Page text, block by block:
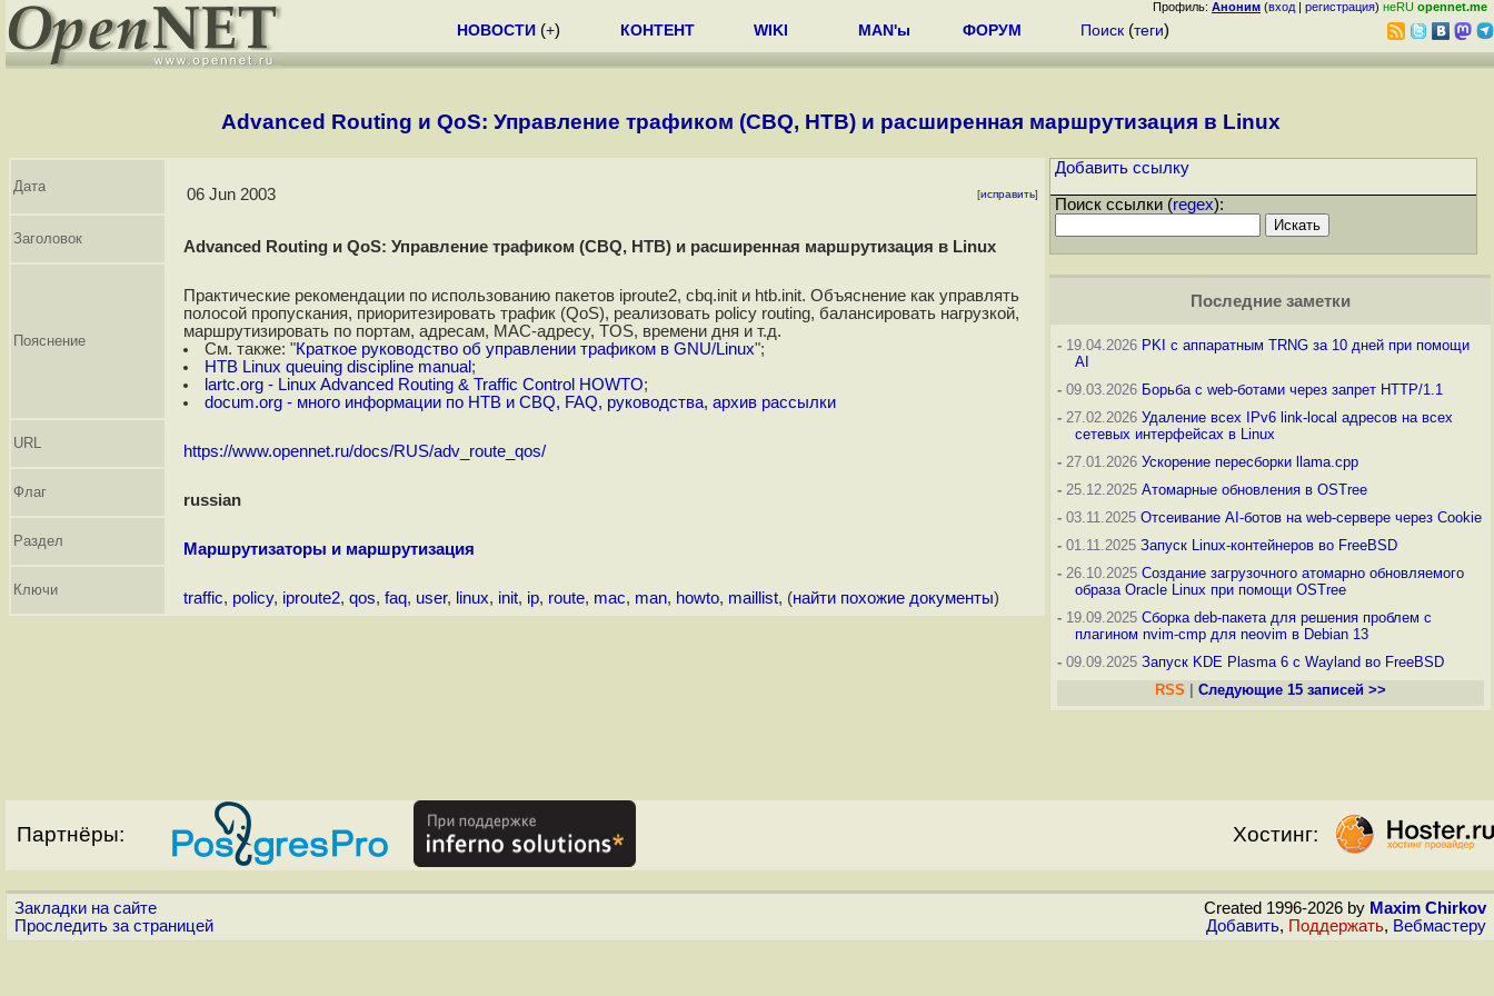
Профиль: Аноним (вход | регистрация) неRU opennet.me
НОВОСТИ (+) КОНТЕНТ WIKI MAN'ы ФОРУМ Поиск (теги)
Advanced Routing и QoS: Управление трафиком (CBQ, HTB) и расширенная маршрутизация в Linux
Дата 06 Jun 2003 [исправить]
Заголовок Advanced Routing и QoS: Управление трафиком (CBQ, HTB) и расширенная маршрутизация в Linux
Пояснение
Практические рекомендации по использованию пакетов iproute2, cbq.init и htb.init. Объяснение как управлять
полосой пропускания, приоритезировать трафик (QoS), реализовать policy routing, балансировать нагрузкой,
маршрутизировать по портам, адресам, MAC-адресу, TOS, времени дня и т.д.
См. также: "Краткое руководство об управлении трафиком в GNU/Linux";
HTB Linux queuing discipline manual;
lartc.org - Linux Advanced Routing & Traffic Control HOWTO;
docum.org - много информации по HTB и CBQ, FAQ, руководства, архив рассылки
URL https://www.opennet.ru/docs/RUS/adv_route_qos/
Флаг russian
Раздел Маршрутизаторы и маршрутизация
Ключи traffic, policy, iproute2, qos, faq, user, linux, init, ip, route, mac, man, howto, maillist, (найти похожие документы)
Добавить ссылку
Поиск ссылки (regex):
Последние заметки
- 19.04.2026 PKI с аппаратным TRNG за 10 дней при помощи
AI
- 09.03.2026 Борьба с web-ботами через запрет HTTP/1.1
- 27.02.2026 Удаление всех IPv6 link-local адресов на всех
сетевых интерфейсах в Linux
- 27.01.2026 Ускорение пересборки llama.cpp
- 25.12.2025 Атомарные обновления в OSTree
- 03.11.2025 Отсеивание AI-ботов на web-сервере через Cookie
- 01.11.2025 Запуск Linux-контейнеров во FreeBSD
- 26.10.2025 Создание загрузочного атомарно обновляемого
образа Oracle Linux при помощи OSTree
- 19.09.2025 Сборка deb-пакета для решения проблем с
плагином nvim-cmp для neovim в Debian 13
- 09.09.2025 Запуск KDE Plasma 6 с Wayland во FreeBSD
RSS
Следующие 15 записей >>
Партнёры: Хостинг:
Закладки на сайте
Проследить за страницей
Created 1996-2026 by Maxim Chirkov
Добавить, Поддержать, Вебмастеру